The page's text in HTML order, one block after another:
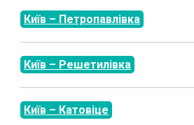
Київ – Петропавлівка
Київ – Решетилівка
Київ – Катовіце